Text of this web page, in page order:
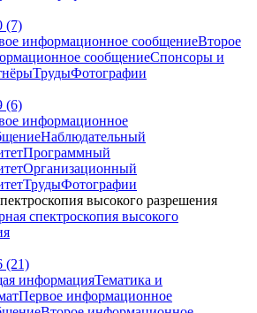
(7)
информационное сообщениеВторое
сообщениеСпонсоры и
ТрудыФотографии
(6)
информационное
Наблюдательный
Программный
Организационный
ТрудыФотографии
высокого разрешения
спектроскопия высокого
(21)
информацияТематика и
Первое информационное